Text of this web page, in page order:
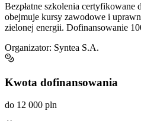
Bezpłatne szkolenia certyfikowane
obejmuje kursy zawodowe i
zielonej energii. Dofinansowanie
Organizator: Syntea S.A.
Kwota dofinansowania
do 12 000 pln